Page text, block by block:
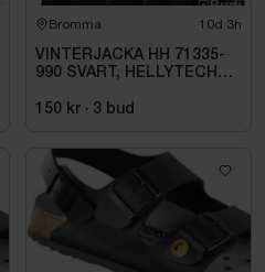
Bromma 10d 3h
VINTERJACKA HH 71335-
990 SVART, HELLYTECH
150 kr · 3 bud